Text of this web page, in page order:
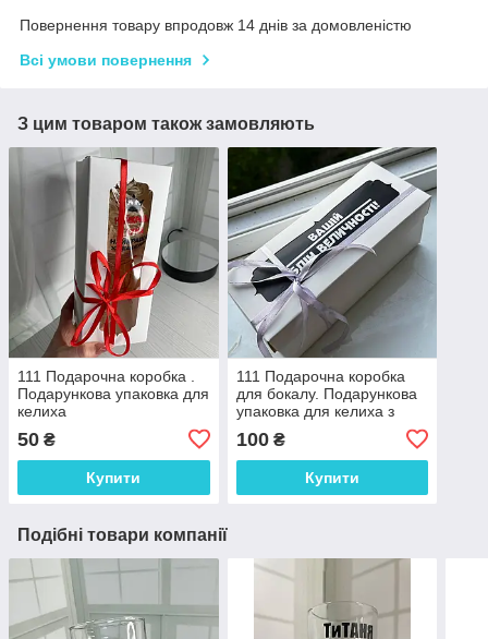
Повернення товару впродовж 14 днів за домовленістю
Всі умови повернення
З цим товаром також замовляють
111 Подарочна коробка .
Подарункова упаковка для
келиха
50 ₴
Купити
111 Подарочна коробка
для бокалу. Подарункова
упаковка для келиха з
100₴
Купити
Подібні товари компанії